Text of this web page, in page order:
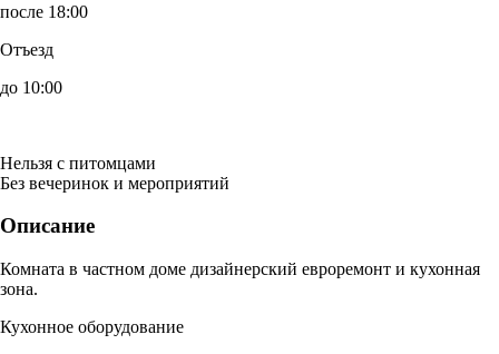
после 18:00
Отъезд
до 10:00
Нельзя с питомцами
Без вечеринок и мероприятий
Описание
Комната в частном доме дизайнерский евроремонт и кухонная
зона.
Кухонное оборудование